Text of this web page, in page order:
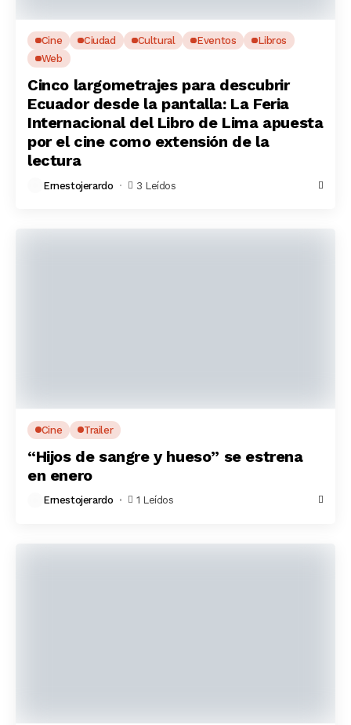
Cine Ciudad Cultural Eventos
Libros
Web
Cinco largometrajes para descubrir
Ecuador desde la pantalla: La Feria
Internacional del Libro de Lima apuesta
por el cine como extensión de la
lectura
Ernestojerardo 3 Leídos
Cine Trailer
“Hijos de sangre y hueso” se estrena
en enero
Ernestojerardo 1 Leídos